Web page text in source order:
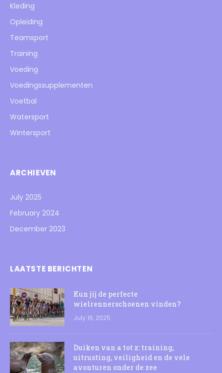
Kleding
Opleiding
Teamsport
Training
Voeding
Voedingssupplementen
Voetbal
Watersport
Wintersport
ARCHIEVEN
July 2025
February 2024
December 2023
LAATSTE BERICHTEN
Kun jij de perfecte
wielrennerschoenen vinden?
July 16, 2025
Duiken van a tot z: training,
uitrusting, veiligheid en de vele
avonturen onder de zee